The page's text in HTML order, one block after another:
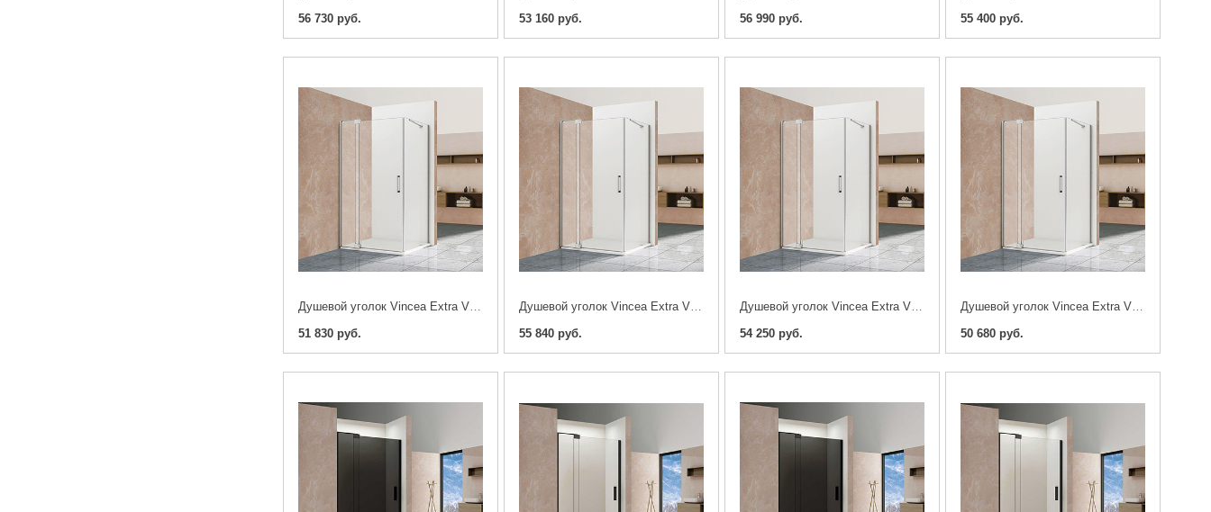
56 730 руб.
53 160 руб.
56 990 руб.
55 400 руб.
51 830 руб.
55 840 руб.
54 250 руб.
50 680 руб.